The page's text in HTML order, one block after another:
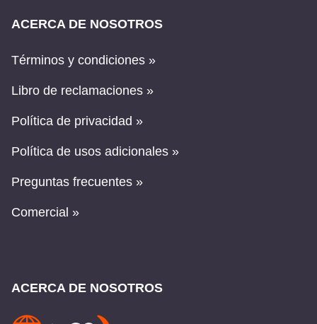
ACERCA DE NOSOTROS
Términos y condiciones »
Libro de reclamaciones »
Política de privacidad »
Política de usos adicionales »
Preguntas frecuentes »
Comercial »
ACERCA DE NOSOTROS